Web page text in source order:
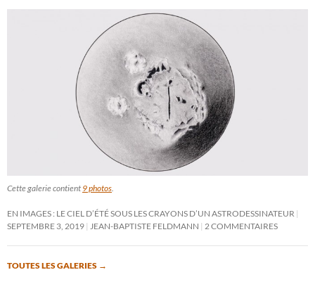
Cette galerie contient 9 photos
EN IMAGES : LE CIEL D’ÉTÉ SOUS LES CRAYONS D’UN ASTRODESSINATEUR
SEPTEMBRE 3, 2019
JEAN-BAPTISTE FELDMANN 2 COMMENTAIRES
TOUTES LES GALERIES →